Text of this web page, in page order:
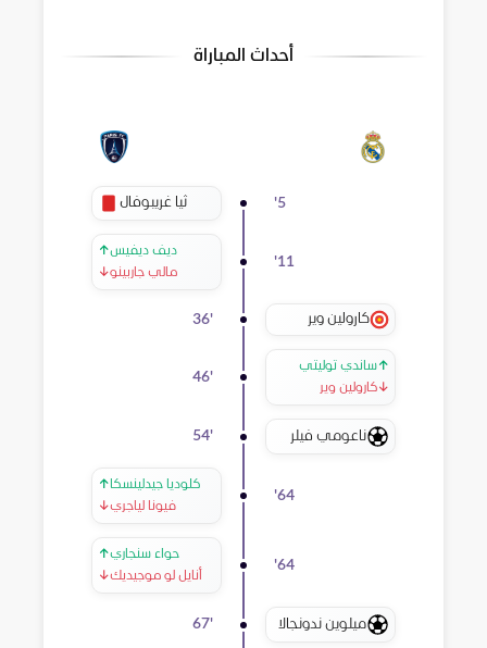
أحداث المباراة
5
' ثيا غريبوفال
11
'
↑ديف ديفيس
↓مالي جاربينو
كارولين وير 36'
↑ساندي توليتي
↓كارولين وير
46'
ناعومي فيلر 54'
64
'
↑كلوديا جيدلينسكا
↓فيونا لياجري
64
'
↑حواء سنجاري
↓أنايل لو موجيديك
ميلوين ندونجالا 67'